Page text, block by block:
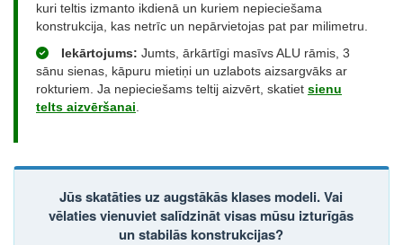
kuri teltis izmanto ikdienā un kuriem nepieciešama
konstrukcija, kas netrīc un nepārvietojas pat par milimetru.
Iekārtojums: Jumts, ārkārtīgi masīvs ALU rāmis, 3
sānu sienas, kāpuru mietiņi un uzlabots aizsargvāks ar
rokturiem. Ja nepieciešams teltij aizvērt, skatiet sienu
telts aizvēršanai
Jūs skatāties uz augstākās klases modeli. Vai
vēlaties vienuviet salīdzināt visas mūsu izturīgās
un stabilās konstrukcijas?